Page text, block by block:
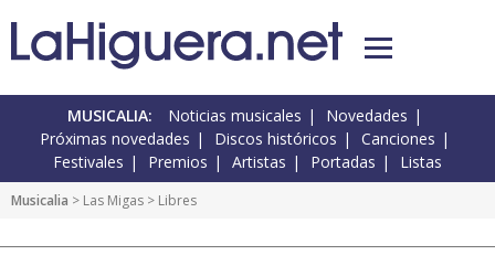
MUSICALIA: Noticias musicales
Novedades
Próximas novedades
Discos históricos
Canciones
Festivales
Premios Artistas Portadas Listas
Musicalia > Las Migas > Libres